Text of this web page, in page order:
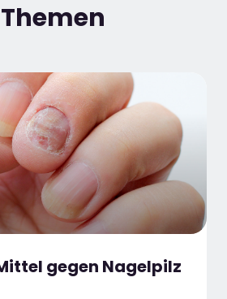
gegen Nagelpilz